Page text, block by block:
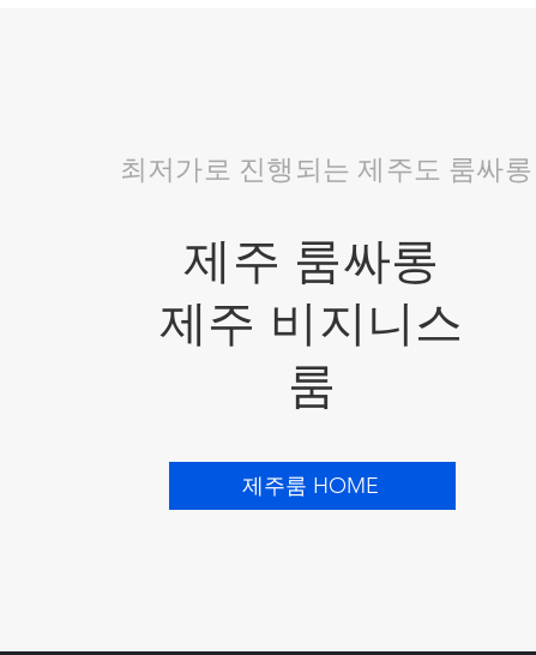
최저가로 진행되는 제주도 룸싸롱
제주 룸싸롱
제주 비지니스
룸
제주룸 HOME